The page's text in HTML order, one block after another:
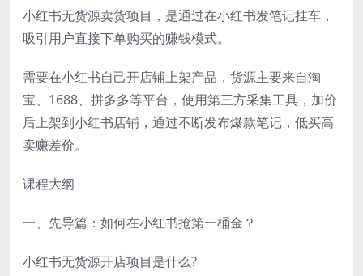
小红书无货源卖货项目，是通过在小红书发笔记挂车，
吸引用户直接下单购买的赚钱模式。
需要在小红书自己开店铺上架产品，货源主要来自淘
宝、1688、拼多多等平台，使用第三方采集工具，加价
后上架到小红书店铺，通过不断发布爆款笔记，低买高
卖赚差价。
课程大纲
一、先导篇：如何在小红书抢第一桶金？
小红书无货源开店项目是什么?